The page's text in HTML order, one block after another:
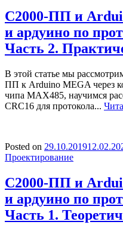
С2000-ПП и
и ардуино по
Часть 2.
В этой статье мы
ПП к Arduino MEGA через
чипа MAX485, научимся
CRC16 для протокола...
Posted on 29.10.2019
Проектирование
С2000-ПП и
и ардуино по
Часть 1.